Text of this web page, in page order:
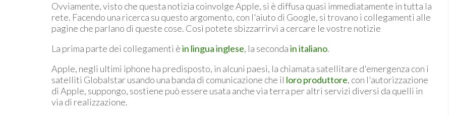
Ovviamente, visto che questa notizia coinvolge Apple, si è diffusa quasi immediatamente in tutta la
rete. Facendo una ricerca su questo argomento, con l'aiuto di Google, si trovano i collegamenti alle
pagine che parlano di queste cose. Così potete sbizzarrirvi a cercare le vostre notizie
La prima parte dei collegamenti èin lingua inglese, la secondain italiano.
Apple, negli ultimi iphone ha predisposto, in alcuni paesi, la chiamata satellitare d'emergenza con i
satelliti Globalstar usando una banda di comunicazione che il loro produttore, con l'autorizzazione
di Apple, suppongo, sostiene può essere usata anche via terra per altri servizi diversi da quelli in
via di realizzazione.